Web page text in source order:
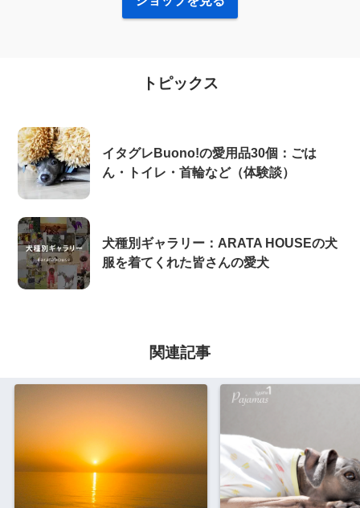
トピックス
イタグレBuono!の愛用品30個：ごは
ん・トイレ・首輪など（体験談）
犬種別ギャラリー：ARATA HOUSEの犬
服を着てくれた皆さんの愛犬
関連記事